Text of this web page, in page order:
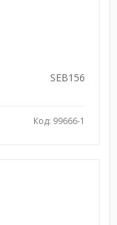
SEB156
Код: 99666-1